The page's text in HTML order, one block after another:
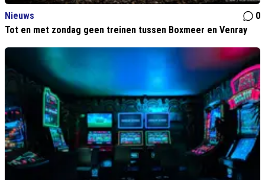
Nieuws
0
Tot en met zondag geen treinen tussen Boxmeer en Venray